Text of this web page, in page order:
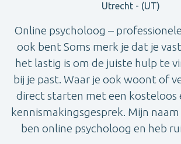
Utrecht - (UT)
Online psycholoog –
ook bent Soms merk je dat je
het lastig is om de juiste hulp te
bij je past. Waar je ook woont of
direct starten met een kosteloos
kennismakingsgesprek. Mijn
ben online psycholoog en heb